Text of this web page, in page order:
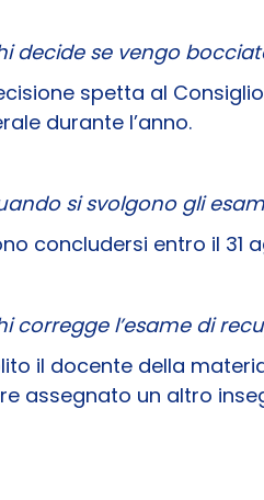
decide se vengo
spetta al
durante l’anno.
si svolgono gli
concludersi entro il 31
corregge l’esame di
il docente della
assegnato un altro